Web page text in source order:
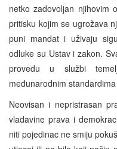
netko zadovoljan njihovim
pritisku kojim se ugrožava
puni mandat i uživaju
odluke su Ustav i zakon.
provedu u službi
međunarodnim
Neovisan i nepristrasan
vladavine prava i
niti pojedinac ne smiju